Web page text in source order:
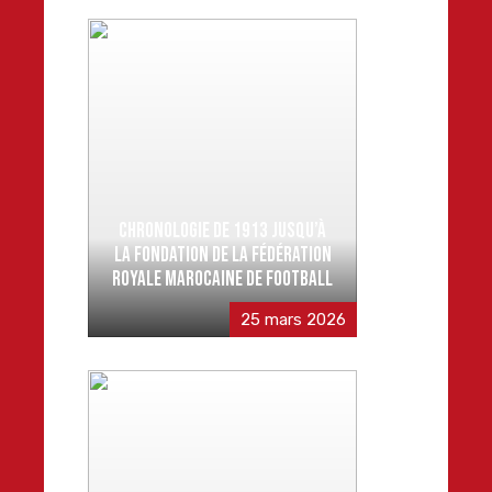
25 mars 2026
LA FONDATION DE LA FÉDÉRATION
ROYALE MAROCAINE DE FOOTBALL